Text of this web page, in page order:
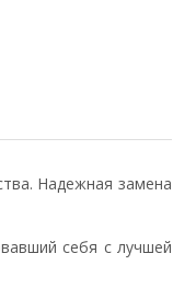
Надежная замена
себя с лучшей